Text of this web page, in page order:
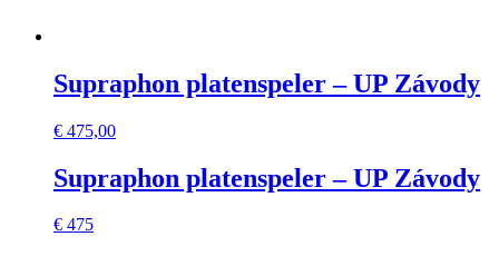
Supraphon platenspeler – UP Závody
€ 475,00
Supraphon platenspeler – UP Závody
€ 475